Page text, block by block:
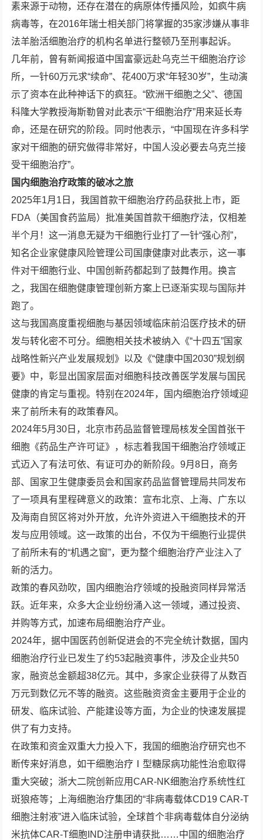
素来源于动物，还存在潜在的病原体传播风险，如疯牛病
病毒等，在2016年瑞士相关部门将掌握的35家涉嫌从事非
法羊胎活细胞治疗的机构名单进行整顿乃至刑事起诉。
几年前，曾有新闻报道中国富豪远赴乌克兰干细胞治疗诊
所，一针60万元求“续命”、花400万求“年轻30岁”，生动演
示了资本在此种神话下的疯狂。“欧洲干细胞之父”、德国
科隆大学教授海斯勒曾对此表示“干细胞治疗”用来延长寿
命，还是在研究的阶段。同时他表示，“中国现在许多科学
家对干细胞的研究做得非常好，中国人没必要去乌克兰接
受干细胞治疗”。
国内细胞治疗政策的破冰之旅
2025年1月1日，我国首款干细胞治疗药品获批上市，距
FDA（美国食药监局）批准美国首款干细胞疗法，仅相差
半个月！这一消息无疑为干细胞行业打了一针“强心剂”，
知名企业家健康风险管理公司国康健康对此表示，这一事
件对干细胞行业、中国创新药都起到了鼓舞作用。换言
之，我国在细胞健康管理创新方案上已逐渐实现与国际并
跑了。
这与我国高度重视细胞与基因领域临床前沿医疗技术的研
发与转化密不可分。细胞相关技术被纳入《“十四五”国家
战略性新兴产业发展规划》以及《“健康中国2030”规划纲
要》中，彰显出国家层面对细胞科技改善医学发展与国民
健康的肯定与重视。特别在2024年，国内细胞治疗领域迎
来了前所未有的政策春风。
2024年5月30日，北京市药品监督管理局核发全国首张干
细胞《药品生产许可证》，标志着我国干细胞治疗领域正
式迈入了有法可依、有证可办的新阶段。9月8日，商务
部、国家卫生健康委员会和国家药品监督管理局共同发布
了一项具有里程碑意义的政策：宣布北京、上海、广东以
及海南自贸区将对外开放，允许外资进入干细胞技术的开
发与应用领域。这一政策的出台，不仅为干细胞行业提供
了前所未有的“机遇之窗”，更为整个细胞治疗产业注入了
新的活力。
政策的春风劲吹，国内细胞治疗领域的投融资同样异常活
跃。近年来，众多大企业纷纷涌入这一领域，通过投资、
并购等方式，加速布局细胞治疗产业。
2024年，据中国医药创新促进会的不完全统计数据，国内
细胞治疗行业已发生了约53起融资事件，涉及企业共50
家，融资总金额超38亿元。其中，多家企业获得了从数百
万元到数亿元不等的融资。这些融资资金主要用于企业的
研发、临床试验、产能建设等方面，为企业的快速发展提
供了有力支持。
在政策和资金双重大力投入下，我国的细胞治疗研究也不
断传来好消息，如干细胞治疗Ⅰ型糖尿病功能性治愈取得
重大突破；浙大二院创新应用CAR-NK细胞治疗系统性红
斑狼疮等；上海细胞治疗集团的“非病毒载体CD19 CAR-T
细胞注射液”进入临床试验，全球首个非病毒载体自分泌纳
米抗体CAR-T细胞IND注册申请获批……中国的细胞治疗